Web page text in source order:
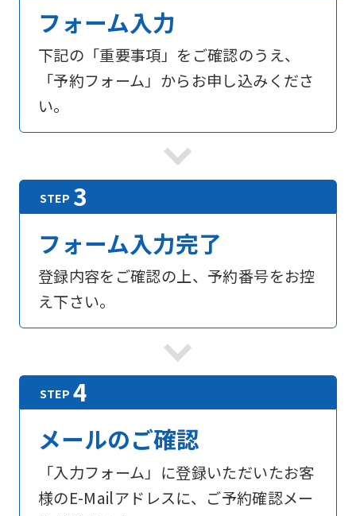
フォーム入力
下記の「重要事項」をご確認のうえ、
「予約フォーム」からお申し込みくださ
い。
フォーム入力完了
登録内容をご確認の上、予約番号をお控
え下さい。
メールのご確認
「入力フォーム」に登録いただいたお客
様のE-Mailアドレスに、ご予約確認メー
For
foreigners